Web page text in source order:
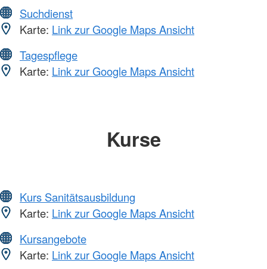
Suchdienst
Karte: Link zur Google Maps Ansicht
Tagespflege
Karte: Link zur Google Maps Ansicht
Kurse
Kurs Sanitätsausbildung
Karte: Link zur Google Maps Ansicht
Kursangebote
Karte: Link zur Google Maps Ansicht